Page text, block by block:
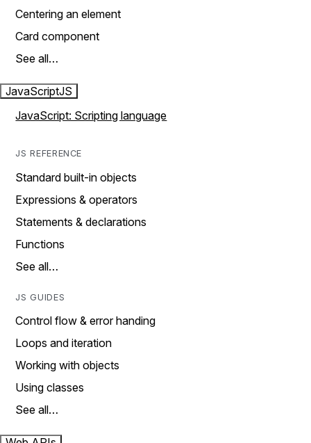
Centering an element
Card component
See all…
JavaScriptJS
JavaScript: Scripting language
JS REFERENCE
Standard built-in objects
Expressions & operators
Statements & declarations
Functions
See all…
JS GUIDES
Control flow & error handing
Loops and iteration
Working with objects
Using classes
See all…